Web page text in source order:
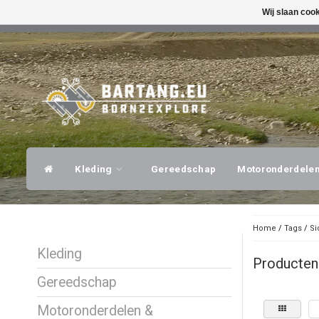
Kleding Gereedschap
Kleding
Gereedschap
Motoronderdelen &
Home / Tags/
Wij slaan